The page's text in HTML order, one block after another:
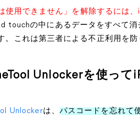
使用できません」を解除するには
touchの中にあるデータをすべて
。これは第三者による不正利用を
Unlockerを使っ
Unlockerは、 パスコードを忘れて